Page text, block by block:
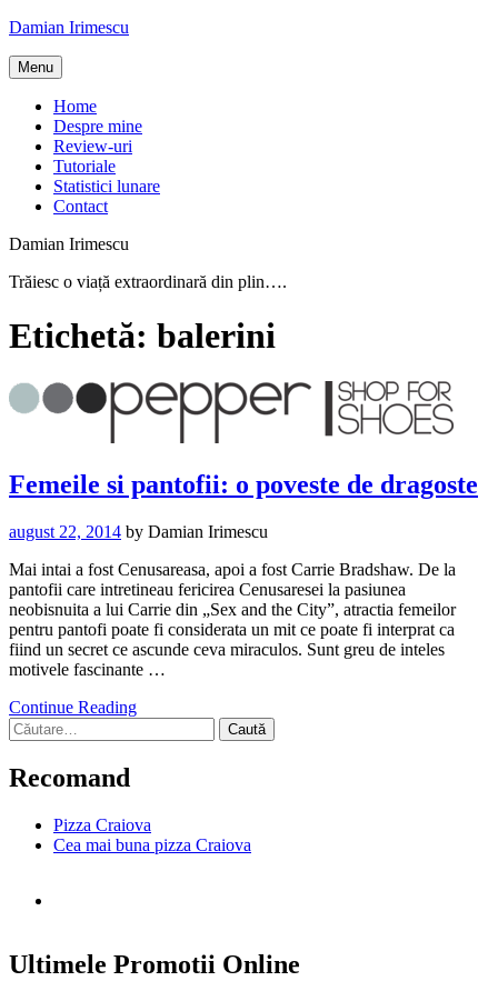
Skip
content
Damian Irimescu
Menu
Home
Despre mine
Review-uri
Tutoriale
Statistici lunare
Contact
Damian Irimescu
Trăiesc o viață extraordinară din plin….
Etichetă: balerini
Femeile si pantofii: o poveste de dragoste
august 22, 2014 by Damian Irimescu
Mai intai a fost Cenusareasa, apoi a fost Carrie Bradshaw. De la
pantofii care intretineau fericirea Cenusaresei la pasiunea
neobisnuita a lui Carrie din „Sex and the City”, atractia femeilor
pentru pantofi poate fi considerata un mit ce poate fi interprat ca
fiind un secret ce ascunde ceva miraculos. Sunt greu de inteles
motivele fascinante …
Continue Reading
Caută
după:
Recomand
Pizza Craiova
Cea mai buna pizza Craiova
Ultimele Promotii Online